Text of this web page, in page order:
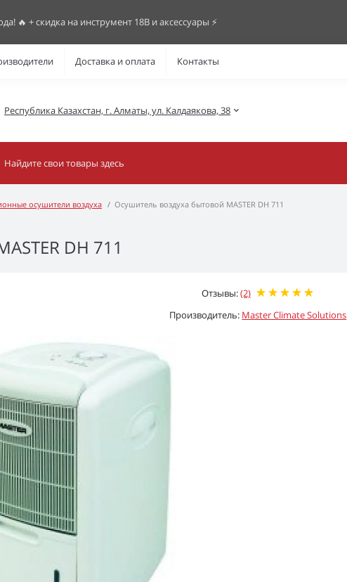
🔥 + скидка на инструмент 18В и аксессуары ⚡️
Доставка и оплата Контакты
Республика Казахстан, г. Алматы, ул. Калдаякова, 38
осушители воздуха Осушитель воздуха бытовой MASTER DH 711
DH 711
Отзывы:(2)
Производитель: Master Climate Solutions